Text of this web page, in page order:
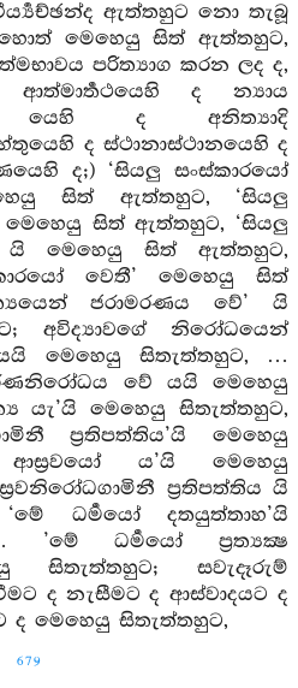
ඇත්තහුට නො තැබූ
මෙහෙයු සිත් ඇත්තහුට,
පරිත්‍යාග කරන ලද ද,
ද න්‍යාය
යෙහි ද අනිත්‍යාදි
ද ස්ථානාස්ථානයෙහි ද
ද;) ‘සියලු සංස්කාරයෝ
සිත් ඇත්තහුට, ‘සියලු
මෙහෙයු සිත් ඇත්තහුට, ‘සියලු
යි මෙහෙයු සිත් ඇත්තහුට,
වෙතී’ මෙහෙයු සිත්
ජරාමරණය වේ’ යි
අවිද්‍යාවගේ නිරෝධයෙන්
මෙහෙයු සිතැත්තහුට, …
වේ යයි මෙහෙයු
යැ’යි මෙහෙයු සිතැත්තහුට,
ප්‍රතිපත්තිය’යි මෙහෙයු
ය’යි මෙහෙයු
ප්‍රතිපත්තිය යි
ධර්‍මයෝ දතයුත්තාහ’යි
’මේ ධර්‍මයෝ ප්‍රත්‍යක්‍ෂ
සිතැත්තහුට; සවැදෑරුම්
ද නැසීමට ද ආස්වාදයට ද
මෙහෙයු සිතැත්තහුට,
679